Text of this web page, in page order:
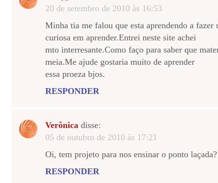
20 de setembro de 2010 às 16:53
Minha tia me falou que esta aprendendo a
curiosa em aprender.Entrei neste site achei
mto interresante.Como faço para saber que
meia.Me ajude gostaria muito de aprender
essa proeza bjos.
RESPONDER
Verônica disse:
05 de outubro de 2010 às 17:21
Oi, tem projeto para nos ensinar o ponto laçada?
RESPONDER